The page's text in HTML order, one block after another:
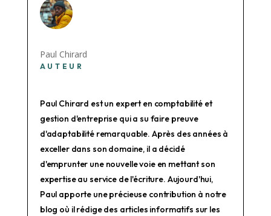
Paul Chirard
AUTEUR
Paul Chirard est un expert en comptabilité et
gestion d'entreprise qui a su faire preuve
d'adaptabilité remarquable. Après des années à
exceller dans son domaine, il a décidé
d'emprunter une nouvelle voie en mettant son
expertise au service de l'écriture. Aujourd'hui,
Paul apporte une précieuse contribution à notre
blog où il rédige des articles informatifs sur les